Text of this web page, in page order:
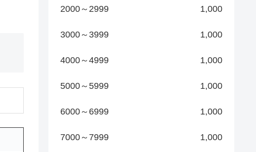
2000～2999 1,000
3000～3999 1,000
4000～4999 1,000
5000～5999 1,000
6000～6999 1,000
7000～7999 1,000